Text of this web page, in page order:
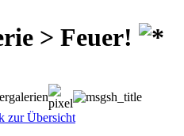
> Feuer!
zur Übersicht